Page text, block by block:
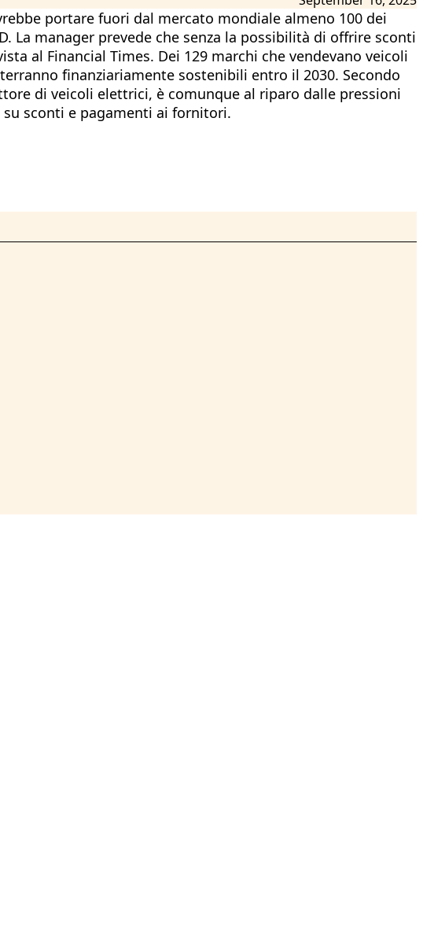
portare fuori dal mercato mondiale almeno 100 dei
La manager prevede che senza la possibilità di offrire sconti
al Financial Times. Dei 129 marchi che vendevano veicoli
finanziariamente sostenibili entro il 2030. Secondo
di veicoli elettrici, è comunque al riparo dalle pressioni
sconti e pagamenti ai fornitori.